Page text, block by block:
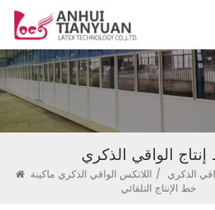
الواقي الذكري
الذكري / اللاتكس الواقي الذكري ماكينة
خط الإنتاج التلقائي